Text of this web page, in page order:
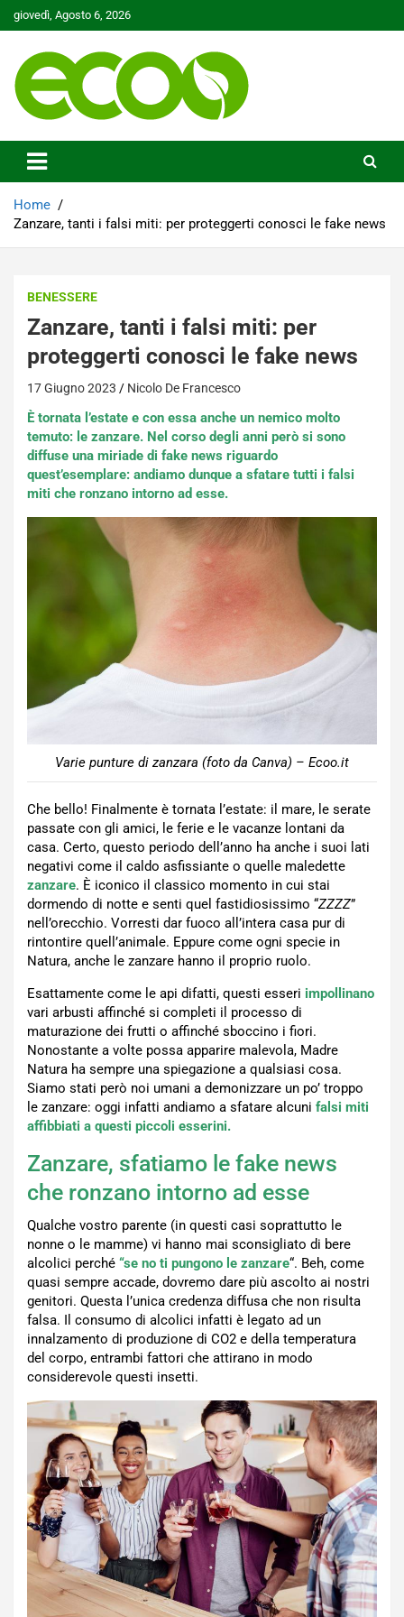
Skip
to
giovedì, Agosto 6, 2026
Ecoo.it
Home
Zanzare, tanti i falsi miti: per proteggerti conosci le fake news
BENESSERE
Zanzare, tanti i falsi miti: per
proteggerti conosci le fake news
17 Giugno 2023 Nicolo De Francesco
È tornata l’estate e con essa anche un nemico molto
temuto: le zanzare. Nel corso degli anni però si sono
diffuse una miriade di fake news riguardo
quest’esemplare: andiamo dunque a sfatare tutti i falsi
miti che ronzano intorno ad esse.
Varie punture di zanzara (foto da Canva) – Ecoo.it
Che bello! Finalmente è tornata l’estate: il mare, le serate
passate con gli amici, le ferie e le vacanze lontani da
casa. Certo, questo periodo dell’anno ha anche i suoi lati
negativi come il caldo asfissiante o quelle maledette
zanzare. È iconico il classico momento in cui stai
dormendo di notte e senti quel fastidiosissimo “ZZZZ”
nell’orecchio. Vorresti dar fuoco all’intera casa pur di
rintontire quell’animale. Eppure come ogni specie in
Natura, anche le zanzare hanno il proprio ruolo.
Esattamente come le api difatti, questi esseri impollinano
vari arbusti affinché si completi il processo di
maturazione dei frutti o affinché sboccino i fiori.
Nonostante a volte possa apparire malevola, Madre
Natura ha sempre una spiegazione a qualsiasi cosa.
Siamo stati però noi umani a demonizzare un po’ troppo
le zanzare: oggi infatti andiamo a sfatare alcuni falsi miti
affibbiati a questi piccoli esserini.
Zanzare, sfatiamo le fake news
che ronzano intorno ad esse
Qualche vostro parente (in questi casi soprattutto le
nonne o le mamme) vi hanno mai sconsigliato di bere
alcolici perché “se no ti pungono le zanzare“. Beh, come
quasi sempre accade, dovremo dare più ascolto ai nostri
genitori. Questa l’unica credenza diffusa che non risulta
falsa. Il consumo di alcolici infatti è legato ad un
innalzamento di produzione di CO2 e della temperatura
del corpo, entrambi fattori che attirano in modo
considerevole questi insetti.